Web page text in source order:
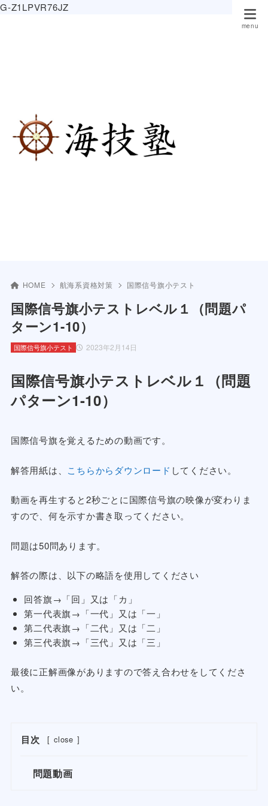
G-Z1LPVR76JZ
HOME 航海系資格対策 国際信号旗小テスト
国際信号旗小テストレベル１（問題パ
ターン1-10）
2023年2月14日
国際信号旗小テスト
国際信号旗小テストレベル１（問題
パターン1-10）
国際信号旗を覚えるための動画です。
解答用紙は、 こちらからダウンロード してください。
動画を再生すると2秒ごとに国際信号旗の映像が変わりま
すので、何を示すか書き取ってください。
問題は50問あります。
解答の際は、以下の略語を使用してください
回答旗→「回」又は「カ」
第一代表旗→「一代」又は「一」
第二代表旗→「二代」又は「二」
第三代表旗→「三代」又は「三」
最後に正解画像がありますので答え合わせをしてくださ
い。
目次 [ close ]
問題動画